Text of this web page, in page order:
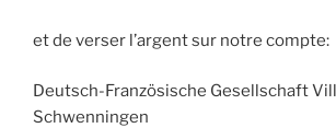
et de verser l’argent sur notre compte:
Deutsch-Französische Gesellschaft
Schwenningen